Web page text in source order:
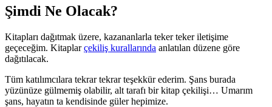
Şimdi Ne Olacak?
Kitapları dağıtmak üzere, kazananlarla teker teker iletişime
geçeceğim. Kitaplarçekiliş kurallarında anlatılan düzene göre
dağıtılacak.
Tüm katılımcılara tekrar tekrar teşekkür ederim. Şans burada
yüzünüze gülmemiş olabilir, alt tarafı bir kitap çekilişi… Umarım
şans, hayatın ta kendisinde güler hepimize.